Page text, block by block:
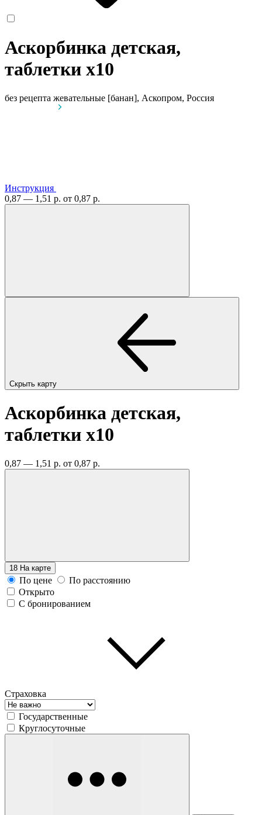
Аскорбинка детская,
таблетки x10
без рецепта жевательные [банан], Аскопром, Россия
Инструкция
0,87 — 1,51 р. от 0,87 р.
Скрыть карту
Аскорбинка детская,
таблетки x10
0,87 — 1,51 р. от 0,87 р.
18 На карте
По цене
По расстоянию
Открыто
С бронированием
Страховка
Государственные
Круглосуточные